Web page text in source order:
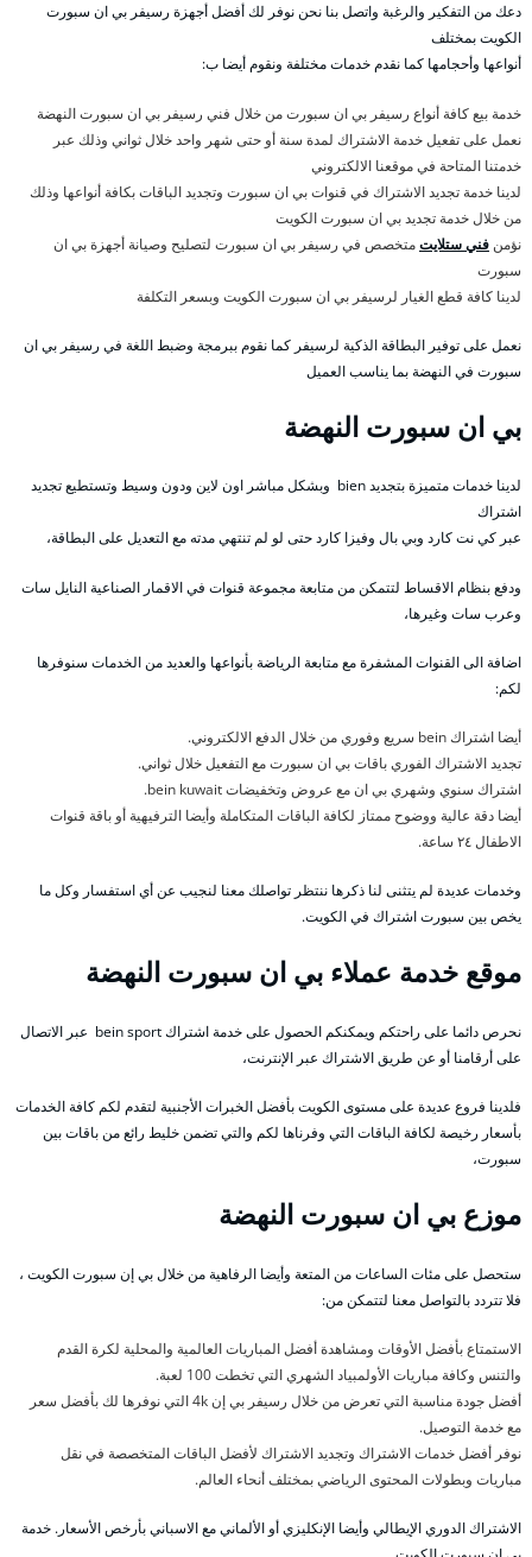
دعك من التفكير والرغبة واتصل بنا نحن نوفر لك أفضل أجهزة رسيفر بي ان سبورت
الكويت بمختلف
أنواعها وأحجامها كما نقدم خدمات مختلفة ونقوم أيضا ب:
خدمة بيع كافة أنواع رسيفر بي ان سبورت من خلال فني رسيفر بي ان سبورت النهضة
نعمل على تفعيل خدمة الاشتراك لمدة سنة أو حتى شهر واحد خلال ثواني وذلك عبر
خدمتنا المتاحة في موقعنا الالكتروني
لدينا خدمة تجديد الاشتراك في قنوات بي ان سبورت وتجديد الباقات بكافة أنواعها وذلك
من خلال خدمة تجديد بي ان سبورت الكويت
نؤمن فني ستلايتمتخصص في رسيفر بي ان سبورت لتصليح وصيانة أجهزة بي ان
سبورت
لدينا كافة قطع الغيار لرسيفر بي ان سبورت الكويت وبسعر التكلفة
نعمل على توفير البطاقة الذكية لرسيفر كما نقوم ببرمجة وضبط اللغة في رسيفر بي ان
سبورت في النهضة بما يناسب العميل
بي ان سبورت النهضة
لدينا خدمات متميزة بتجديد bien وبشكل مباشر اون لاين ودون وسيط وتستطيع تجديد
اشتراك
عبر كي نت كارد وبي بال وفيزا كارد حتى لو لم تنتهي مدته مع التعديل على البطاقة،
ودفع بنظام الاقساط لتتمكن من متابعة مجموعة قنوات في الاقمار الصناعية النايل سات
وعرب سات وغيرها،
اضافة الى القنوات المشفرة مع متابعة الرياضة بأنواعها والعديد من الخدمات سنوفرها
لكم:
أيضا اشتراك bein سريع وفوري من خلال الدفع الالكتروني.
تجديد الاشتراك الفوري باقات بي ان سبورت مع التفعيل خلال ثواني.
اشتراك سنوي وشهري بي ان مع عروض وتخفيضات bein kuwait.
أيضا دقة عالية ووضوح ممتاز لكافة الباقات المتكاملة وأيضا الترفيهية أو باقة قنوات
الاطفال ٢٤ ساعة.
وخدمات عديدة لم يتثنى لنا ذكرها ننتظر تواصلك معنا لنجيب عن أي استفسار وكل ما
يخص بين سبورت اشتراك في الكويت.
موقع خدمة عملاء بي ان سبورت النهضة
نحرص دائما على راحتكم ويمكنكم الحصول على خدمة اشتراك bein sport عبر الاتصال
على أرقامنا أو عن طريق الاشتراك عبر الإنترنت،
فلدينا فروع عديدة على مستوى الكويت بأفضل الخبرات الأجنبية لتقدم لكم كافة الخدمات
بأسعار رخيصة لكافة الباقات التي وفرناها لكم والتي تضمن خليط رائع من باقات بين
سبورت،
موزع بي ان سبورت النهضة
ستحصل على مئات الساعات من المتعة وأيضا الرفاهية من خلال بي إن سبورت الكويت ،
فلا تتردد بالتواصل معنا لتتمكن من:
الاستمتاع بأفضل الأوقات ومشاهدة أفضل المباريات العالمية والمحلية لكرة القدم
والتنس وكافة مباريات الأولمبياد الشهري التي تخطت 100 لعبة.
أفضل جودة مناسبة التي تعرض من خلال رسيفر بي إن 4k التي نوفرها لك بأفضل سعر
مع خدمة التوصيل.
نوفر أفضل خدمات الاشتراك وتجديد الاشتراك لأفضل الباقات المتخصصة في نقل
مباريات وبطولات المحتوى الرياضي بمختلف أنحاء العالم.
الاشتراك الدوري الإيطالي وأيضا الإنكليزي أو الألماني مع الاسباني بأرخص الأسعار. خدمة